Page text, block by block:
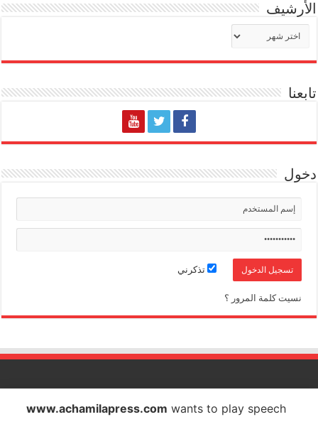
الأرشيف
تابعنا
دخول
تذكرني
نسيت كلمة المرور ؟
الشاملة بريس تصدر عن شركة الشاملة بريس للاتصال والاشهار
www.achamilapress.com wants to play speech